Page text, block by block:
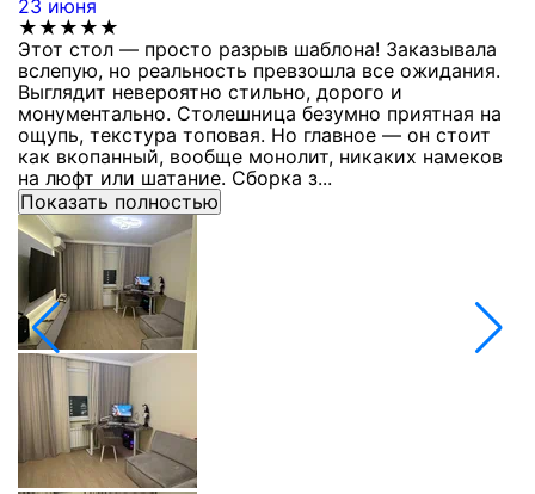
23 июня
★★★★★
Этот стол — просто разрыв шаблона! Заказывала
вслепую, но реальность превзошла все ожидания.
Выглядит невероятно стильно, дорого и
монументально. Столешница безумно приятная на
ощупь, текстура топовая. Но главное — он стоит
как вкопанный, вообще монолит, никаких намеков
на люфт или шатание. Сборка з...
Показать полностью